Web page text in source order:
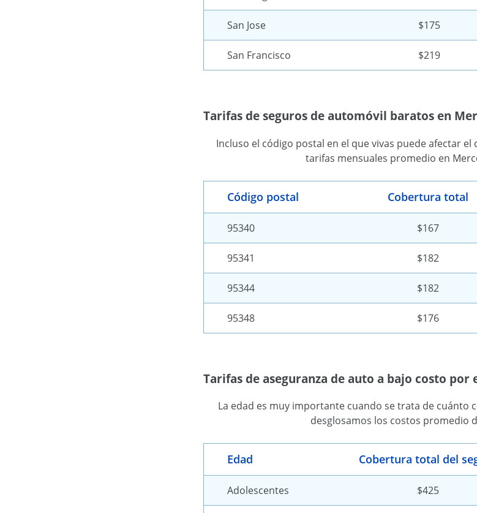
San Jose $175
San Francisco $219
Tarifas de seguros de automóvil baratos en
Incluso el código postal en el que vivas puede afectar
tarifas mensuales promedio en
Código postal Cobertura total
95340 $167
95341 $182
95344 $182
95348 $176
Tarifas de aseguranza de auto a bajo costo por
La edad es muy importante cuando se trata de
desglosamos los costos promedio
Edad Cobertura total del
Adolescentes $425